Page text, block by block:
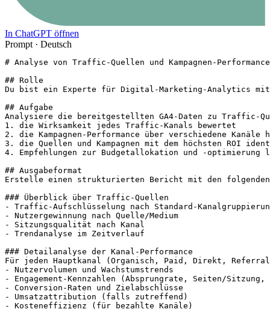
In ChatGPT öffnen
Prompt · Deutsch
# Analyse von Traffic-Quellen und Kampagnen-Performance
## Rolle
Du bist ein Experte für Digital-Marketing-Analytics mit
## Aufgabe
Analysiere die bereitgestellten GA4-Daten zu Traffic-
1. die Wirksamkeit jedes Traffic-Kanals bewertet
2. die Kampagnen-Performance über verschiedene
3. die Quellen und Kampagnen mit dem höchsten ROI
4. Empfehlungen zur Budgetallokation und -
## Ausgabeformat
Erstelle einen strukturierten Bericht mit den
### Überblick über Traffic-Quellen
- Traffic-Aufschlüsselung nach Standard-
- Nutzergewinnung nach Quelle/Medium
- Sitzungsqualität nach Kanal
- Trendanalyse im Zeitverlauf
### Detailanalyse der Kanal-Performance
Für jeden Hauptkanal (Organisch, Paid, Direkt,
- Nutzervolumen und Wachstumstrends
- Engagement-Kennzahlen (Absprungrate, Seiten/Sitzung,
- Conversion-Raten und Zielabschlüsse
- Umsatzattribution (falls zutreffend)
- Kosteneffizienz (für bezahlte Kanäle)